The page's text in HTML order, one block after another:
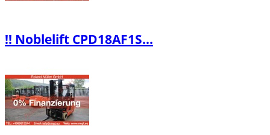
‼️ Noblelift CPD18AF1S...